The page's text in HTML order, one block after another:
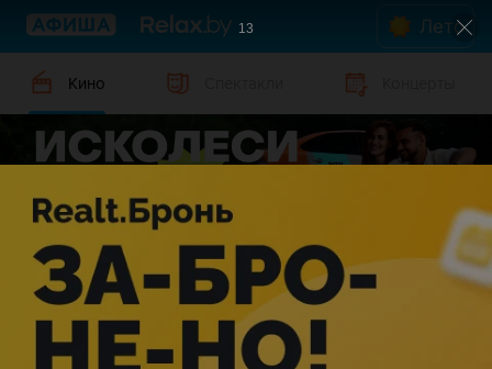
Лето
Кино
Киноафиша Новополоцка
13